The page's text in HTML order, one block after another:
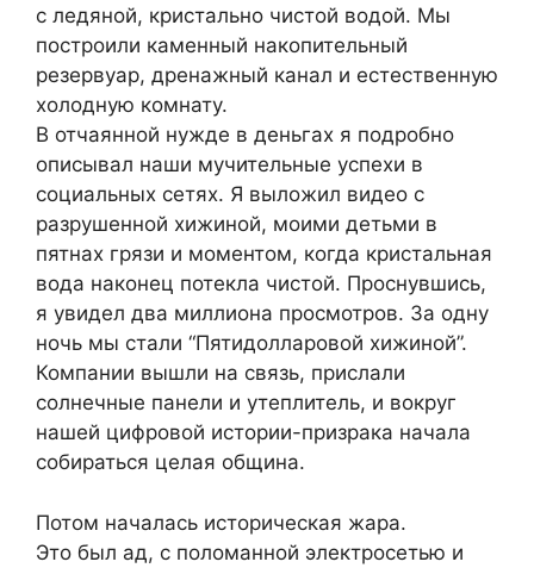
с ледяной, кристально чистой водой. Мы
построили каменный накопительный
резервуар, дренажный канал и естественную
холодную комнату.
В отчаянной нужде в деньгах я подробно
описывал наши мучительные успехи в
социальных сетях. Я выложил видео с
разрушенной хижиной, моими детьми в
пятнах грязи и моментом, когда кристальная
вода наконец потекла чистой. Проснувшись,
я увидел два миллиона просмотров. За одну
ночь мы стали “Пятидолларовой хижиной”.
Компании вышли на связь, прислали
солнечные панели и утеплитель, и вокруг
нашей цифровой истории-призрака начала
собираться целая община.
Потом началась историческая жара.
Это был ад, с поломанной электросетью и